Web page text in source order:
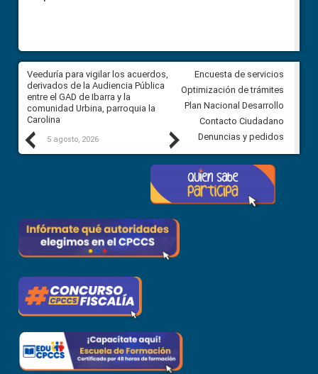
Previous
Veeduría para vigilar los acuerdos,
derivados de la Audiencia Pública
entre el GAD de Ibarra y la
comunidad Urbina, parroquia la
Carolina
5 agosto, 2026
CPCCS convoca a Veeduría
Ciudadana para vigilar el
5 agosto, 2026
Next
Encuesta de servicios
Optimización de trámites
Plan Nacional Desarrollo
Contacto Ciudadano
Denuncias y pedidos